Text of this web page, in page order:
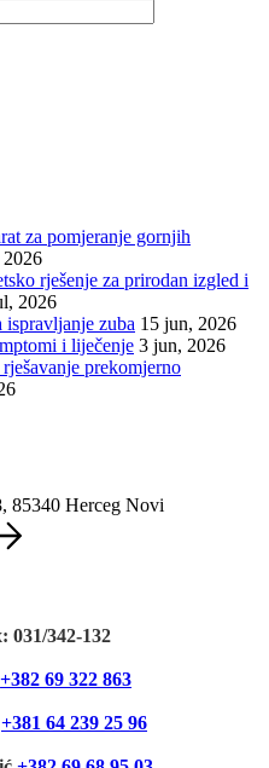
za pomjeranje gornjih
rješenje za prirodan izgled i
2026
zuba 15 jun, 2026
i liječenje 3 jun, 2026
prekomjerno
85340 Herceg Novi
031/342-132
+382 69 322 863
+381 64 239 25 96